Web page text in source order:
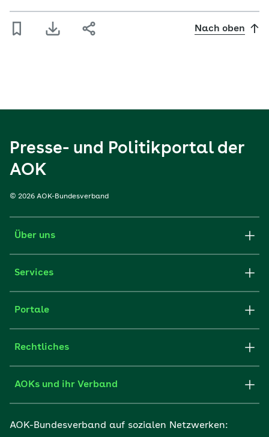
Nach oben
Presse- und Politikportal der
AOK
© 2026 AOK-Bundesverband
Über uns
Services
Portale
Rechtliches
AOKs und ihr Verband
AOK-Bundesverband auf sozialen Netzwerken: